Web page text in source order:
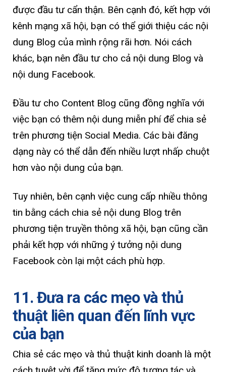
được đầu tư cẩn thận. Bên cạnh đó, kết hợp với
kênh mạng xã hội, bạn có thể giới thiệu các nội
dung Blog của mình rộng rãi hơn. Nói cách
khác, bạn nên đầu tư cho cả nội dung Blog và
nội dung Facebook.
Đầu tư cho Content Blog cũng đồng nghĩa với
việc bạn có thêm nội dung miễn phí để chia sẻ
trên phương tiện Social Media. Các bài đăng
dạng này có thể dẫn đến nhiều lượt nhấp chuột
hơn vào nội dung của bạn.
Tuy nhiên, bên cạnh việc cung cấp nhiều thông
tin bằng cách chia sẻ nội dung Blog trên
phương tiện truyền thông xã hội, bạn cũng cần
phải kết hợp với những ý tưởng nội dung
Facebook còn lại một cách phù hợp.
11. Đưa ra các mẹo và thủ
thuật liên quan đến lĩnh vực
của bạn
Chia sẻ các mẹo và thủ thuật kinh doanh là một